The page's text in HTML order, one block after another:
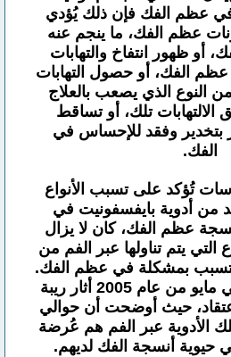
عظم الفك فإن ذلك يُؤدي
عظم الفك، ما ينجم عنه
أو ظهور انتفاخ والتهابات
عظم الفك، أو حصول التهابات
النوع الذي يصعب بالعلاج
الالتهابات تلك، أو تساقط
بتخدير وفقد للإحساس في
الفك.
تُؤكد على تسبب الأنواع
من أدوية بايفسفونيت في
عظم الفك، كان لا يزال
التي يتم تناولها عبر الفم من
تتسبب بمشكلة في عظم الفك.
لكن صدور دراسة في مايو من عام 2005 أثار ريبة
حيث أوضحت أن حوالي
الأدوية عبر الفم هم عُرضة
أنسجة الفك لديهم.